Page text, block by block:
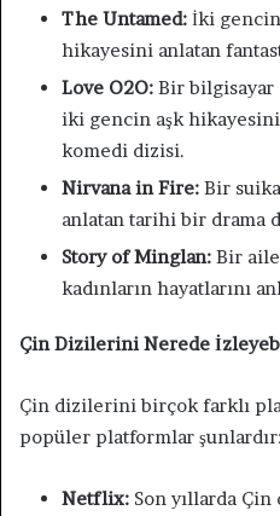
The Untamed: İki
hikayesini anlatan
Love O2O: Bir bilgisayar
iki gencin aşk
komedi dizisi.
Nirvana in Fire: Bir
anlatan tarihi bir drama
Story of Minglan: Bir
kadınların hayatlarını
Çin Dizilerini Nerede
Çin dizilerini birçok farklı
popüler platformlar şunlardır:
Netflix: Son yıllarda